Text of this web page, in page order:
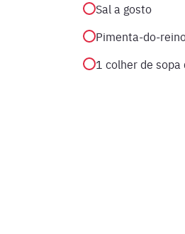
Sal a gosto
Pimenta-do-
1 colher de sopa